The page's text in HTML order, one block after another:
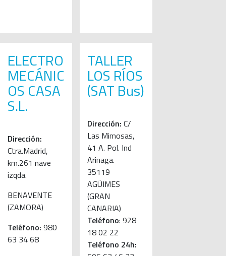
ELECTRO
MECÁNIC
OS CASA
S.L.
Dirección:
Ctra.Madrid,
km.261 nave
izqda.
BENAVENTE
(ZAMORA)
Teléfono: 980
63 34 68
TALLER
LOS RÍOS
(SAT Bus)
Dirección: C/
Las Mimosas,
41 A. Pol. Ind
Arinaga.
35119
AGÜIMES
(GRAN
CANARIA)
Teléfono: 928
18 02 22
Teléfono 24h: